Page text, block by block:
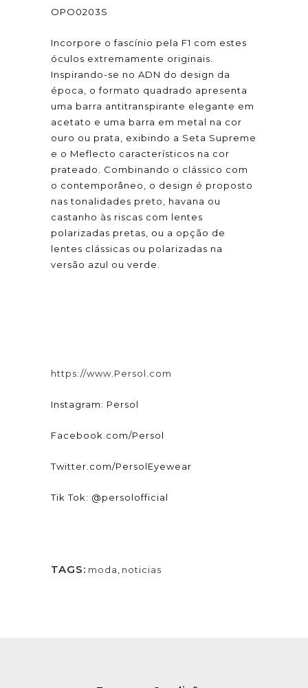
OPO0203S
Incorpore o fascínio pela F1 com estes
óculos extremamente originais.
Inspirando-se no ADN do design da
época, o formato quadrado apresenta
uma barra antitranspirante elegante em
acetato e uma barra em metal na cor
ouro ou prata, exibindo a Seta Supreme
e o Meflecto característicos na cor
prateado. Combinando o clássico com
o contemporâneo, o design é proposto
nas tonalidades preto, havana ou
castanho às riscas com lentes
polarizadas pretas, ou a opção de
lentes clássicas ou polarizadas na
versão azul ou verde.
https://www.Persol.com
Instagram: Persol
Facebook.com/Persol
Twitter.com/PersolEyewear
Tik Tok: @persolofficial
TAGS: moda, noticias